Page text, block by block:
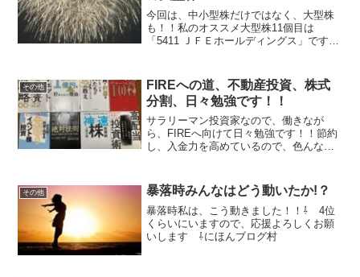
今回は、中小型株だけではなく、大型株
も！！私のオススメ大型株11個目は
「5411 ＪＦＥホールディングス」です。
ＪＦＥスチールが中核の持株会社であり
ます。売上高...
その他
FIREへの道、不動産投資、株式
分割、日々勉強です！！
サラリーマン投資家なので、働きなが
ら、FIREへ向けて日々勉強です！！節約
し、入金力を高めているので、色んな都
解です。⇩ 5位くらいにいますので、応
援よろしくお願いしま...
その他 暴落時みんなはどう動いたか!？
暴落時私は、こう動きました！！⇩ 4位
くらいにいますので、応援よろしくお願
いします ⇩にほんブログ村